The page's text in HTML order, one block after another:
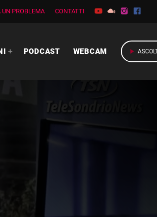
UN PROBLEMA CONTATTI
PODCAST WEBCAM play_arrow